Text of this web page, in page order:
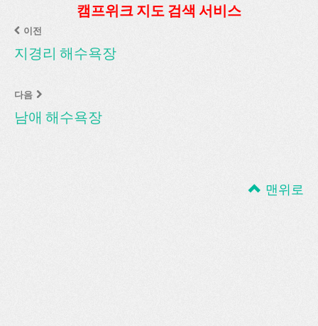
캠프위크 지도 검색 서비스
이전
지경리 해수욕장
다음
남애 해수욕장
맨위로